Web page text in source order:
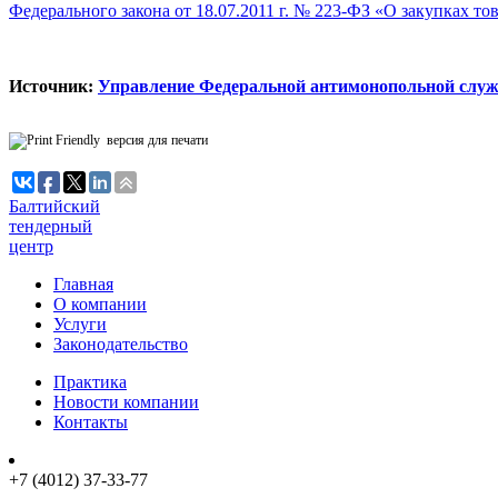
Федерального закона от 18.07.2011 г. № 223-ФЗ «О закупках
Источник: Управление Федеральной антимонопольной
версия для печати
Балтийский
тендерный
центр
Главная
О компании
Услуги
Законодательство
Практика
Новости компании
Контакты
+7 (4012) 37-33-77